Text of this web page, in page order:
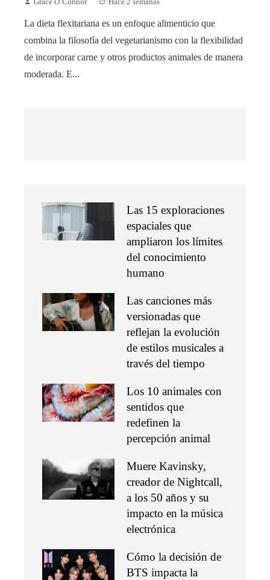
Grace O’Connor Hace 2 semanas
La dieta flexitariana es un enfoque alimenticio que
combina la filosofía del vegetarianismo con la flexibilidad
de incorporar carne y otros productos animales de manera
moderada. E...
Las 15 exploraciones
espaciales que
ampliaron los límites
del conocimiento
humano
Las canciones más
versionadas que
reflejan la evolución
de estilos musicales a
través del tiempo
Los 10 animales con
sentidos que
redefinen la
percepción animal
Muere Kavinsky,
creador de Nightcall,
a los 50 años y su
impacto en la música
electrónica
Cómo la decisión de
BTS impacta la